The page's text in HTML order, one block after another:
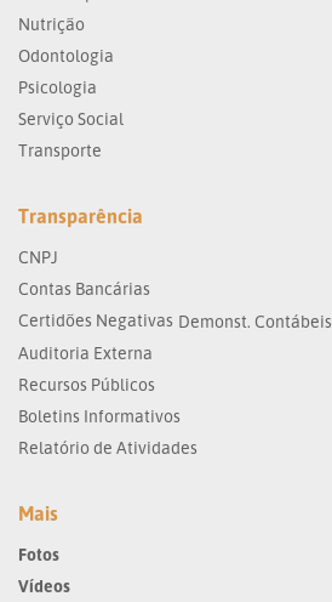
Nutrição
Odontologia
Psicologia
Serviço Social
Transporte
Transparência
CNPJ
Contas Bancárias
Certidões Negativas Demonst. Contábeis
Auditoria Externa
Recursos Públicos
Boletins Informativos
Relatório de Atividades
Mais
Fotos
Vídeos